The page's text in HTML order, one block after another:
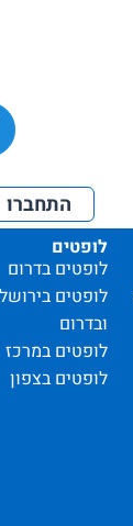
התחברו
לופטים
לופטים בדרום
לופטים
ובדרום
לופטים במרכז
לופטים בצפון